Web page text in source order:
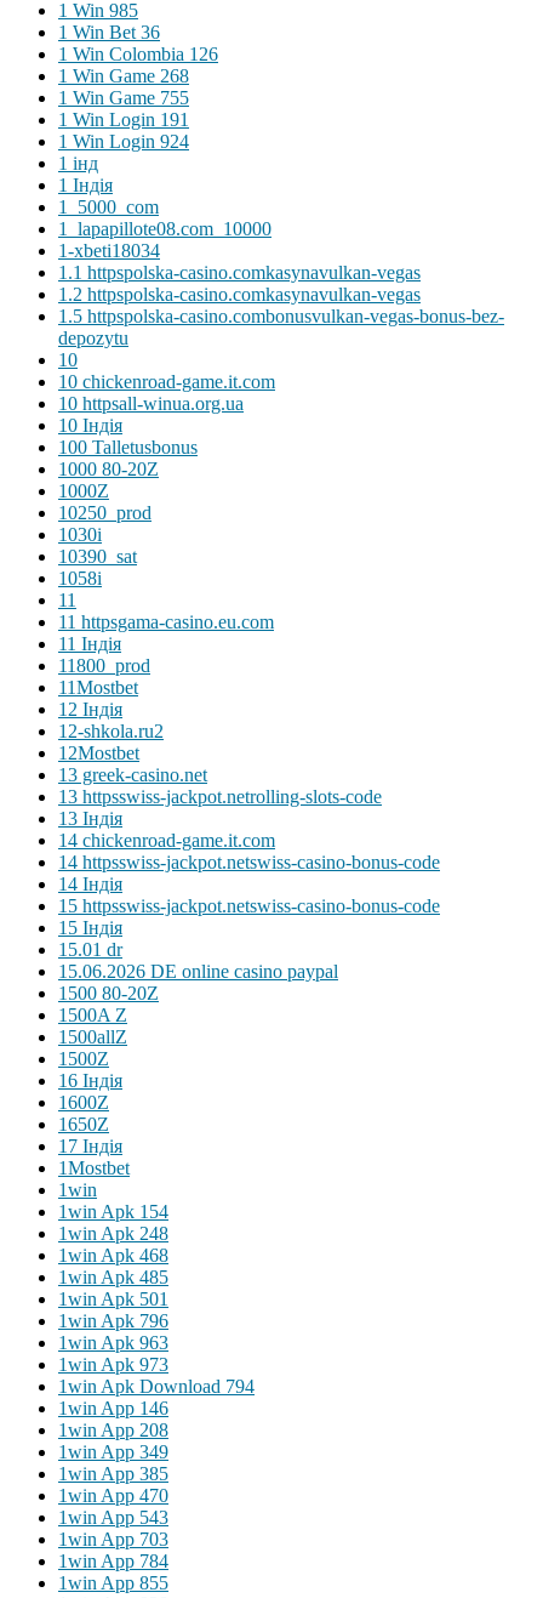
1 Win 985
1 Win Bet 36
1 Win Colombia 126
1 Win Game 268
1 Win Game 755
1 Win Login 191
1 Win Login 924
1 інд
1 Індія
1_5000_com
1_lapapillote08.com_10000
1-xbeti18034
1.1 httpspolska-casino.comkasynavulkan-vegas
1.2 httpspolska-casino.comkasynavulkan-vegas
1.5 httpspolska-casino.combonusvulkan-vegas-bonus-bez-
depozytu
10
10 chickenroad-game.it.com
10 httpsall-winua.org.ua
10 Індія
100 Talletusbonus
1000 80-20Z
1000Z
10250_prod
1030i
10390_sat
1058i
11
11 httpsgama-casino.eu.com
11 Індія
11800_prod
11Mostbet
12 Індія
12-shkola.ru2
12Mostbet
13 greek-casino.net
13 httpsswiss-jackpot.netrolling-slots-code
13 Індія
14 chickenroad-game.it.com
14 httpsswiss-jackpot.netswiss-casino-bonus-code
14 Індія
15 httpsswiss-jackpot.netswiss-casino-bonus-code
15 Індія
15.01 dr
15.06.2026 DE online casino paypal
1500 80-20Z
1500A Z
1500allZ
1500Z
16 Індія
1600Z
1650Z
17 Індія
1Mostbet
1win
1win Apk 154
1win Apk 248
1win Apk 468
1win Apk 485
1win Apk 501
1win Apk 796
1win Apk 963
1win Apk 973
1win Apk Download 794
1win App 146
1win App 208
1win App 349
1win App 385
1win App 470
1win App 543
1win App 703
1win App 784
1win App 855